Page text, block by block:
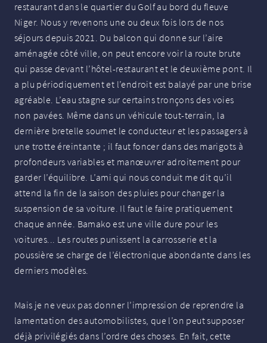
restaurant dans le quartier du Golf au bord du fleuve
Niger. Nous y revenons une ou deux fois lors de nos
séjours depuis 2021. Du balcon qui donne sur l’aire
aménagée côté ville, on peut encore voir la route brute
qui passe devant l’hôtel-restaurant et le deuxième pont. Il
a plu périodiquement et l’endroit est balayé par une brise
agréable. L’eau stagne sur certains tronçons des voies
non pavées. Même dans un véhicule tout-terrain, la
dernière bretelle soumet le conducteur et les passagers à
une trotte éreintante ; il faut foncer dans des marigots à
profondeurs variables et manœuvrer adroitement pour
garder l’équilibre. L’ami qui nous conduit me dit qu’il
attend la fin de la saison des pluies pour changer la
suspension de sa voiture. Il faut le faire pratiquement
chaque année. Bamako est une ville dure pour les
voitures... Les routes punissent la carrosserie et la
poussière se charge de l’électronique abondante dans les
derniers modèles.
Mais je ne veux pas donner l’impression de reprendre la
lamentation des automobilistes, que l’on peut supposer
déjà privilégiés dans l’ordre des choses. En fait, cette